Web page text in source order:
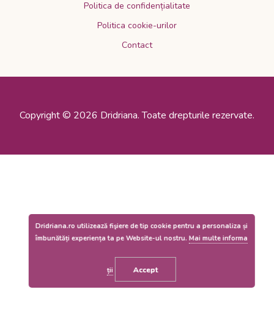
Politica de confidențialitate
Politica cookie-urilor
Contact
Copyright © 2026 Dridriana. Toate drepturile rezervate.
Dridriana.ro utilizează fişiere de tip cookie pentru a personaliza și
îmbunătăți experiența ta pe Website-ul nostru. Mai multe informa
ții Accept